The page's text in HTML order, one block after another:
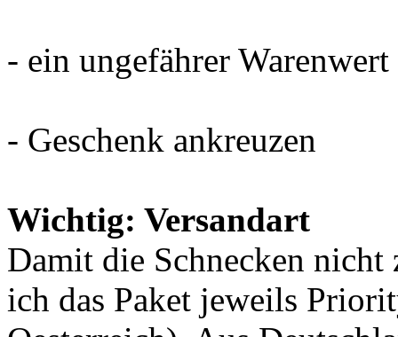
- ein ungefährer
- Geschenk ankreuzen
Wichtig: Versandart
Damit die Schnecken nicht
ich das Paket jeweils